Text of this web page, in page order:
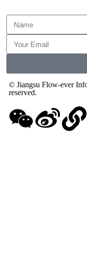
© Jiangsu Flow-ever
reserved.